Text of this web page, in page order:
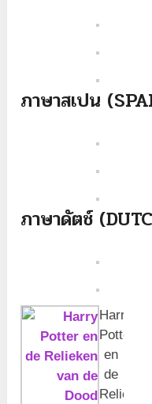
ภาษาสเปน
ภาษาดัตช์
Harry
Potter
en
de
Relieken